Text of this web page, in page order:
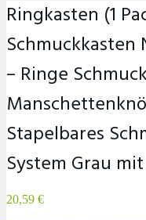
Ringkasten (1
Schmuckkasten
– Ringe
Stapelbares
System Grau
20,59 €